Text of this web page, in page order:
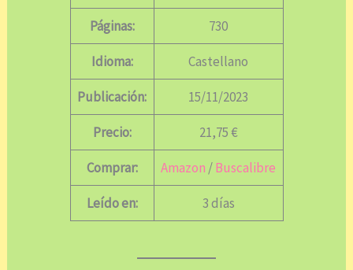
Páginas: 730
Idioma: Castellano
Publicación: 15/11/2023
Precio: 21,75 €
Comprar: Amazon /Buscalibre
Leído en: 3 días